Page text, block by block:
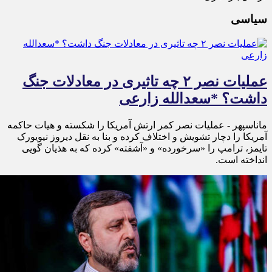
سیاسی
عملیات نصر ۲ چه تاثیری در معادلات جنگ
داشت؟ *سعدالله زارعی
ماناسپهر - عملیات نصر کمر ارتش آمریکا را شکسته و هیات حاکمه
آمریکا را دچار تشویش و اختلاف کرده و بنا به نقل دیروز نیویورک
تایمز، ترامپ را «سرخورده» و «آشفته» کرده که به هذیان گویی
انداخته است.